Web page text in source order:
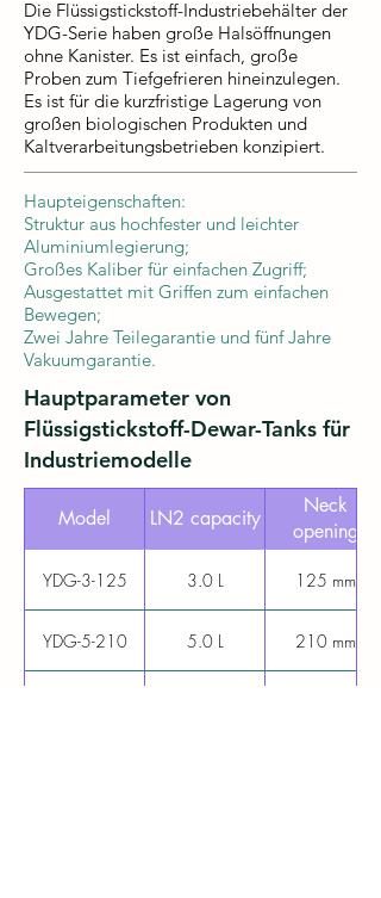
Die Flüssigstickstoff-Industriebehälter der
YDG-Serie haben große Halsöffnungen
ohne Kanister. Es ist einfach, große
Proben zum Tiefgefrieren hineinzulegen.
Es ist für die kurzfristige Lagerung von
großen biologischen Produkten und
Kaltverarbeitungsbetrieben konzipiert.
Haupteigenschaften:
Struktur aus hochfester und leichter
Aluminiumlegierung;
Großes Kaliber für einfachen Zugriff;
Ausgestattet mit Griffen zum einfachen
Bewegen;
Zwei Jahre Teilegarantie und fünf Jahre
Vakuumgarantie.
Hauptparameter von
Flüssigstickstoff-Dewar-Tanks für
Industriemodelle
Model LN2 capacity
Neck
opening
YDG-3-125 3.0 L 125 mm
YDG-5-210 5.0 L 210 mm